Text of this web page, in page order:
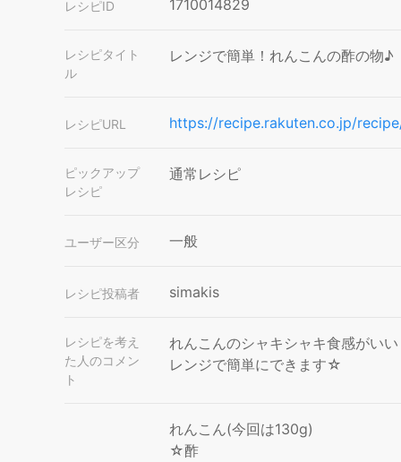
レシピID 1710014829
レシピタイト
ル
レンジで簡単！れんこんの酢の物♪
レシピURL https://recipe.rakuten.co.jp/
ピックアップ
レシピ
通常レシピ
ユーザー区分 一般
レシピ投稿者 simakis
レシピを考え
た人のコメン
ト
れんこんのシャキシャキ食感がい
レンジで簡単にできます☆
れんこん(今回は130g)
☆酢